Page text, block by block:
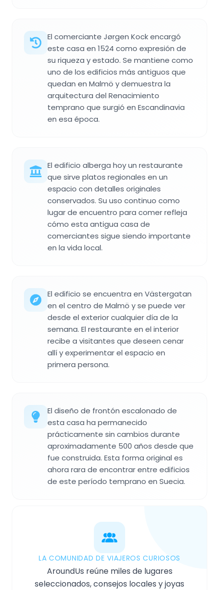
El comerciante Jørgen Kock encargó
este casa en 1524 como expresión de
su riqueza y estado. Se mantiene como
uno de los edificios más antiguos que
quedan en Malmö y demuestra la
arquitectura del Renacimiento
temprano que surgió en Escandinavia
en esa época.
El edificio alberga hoy un restaurante
que sirve platos regionales en un
espacio con detalles originales
conservados. Su uso continuo como
lugar de encuentro para comer refleja
cómo esta antigua casa de
comerciantes sigue siendo importante
en la vida local.
El edificio se encuentra en Västergatan
en el centro de Malmö y se puede ver
desde el exterior cualquier día de la
semana. El restaurante en el interior
recibe a visitantes que deseen cenar
allí y experimentar el espacio en
primera persona.
El diseño de frontón escalonado de
esta casa ha permanecido
prácticamente sin cambios durante
aproximadamente 500 años desde que
fue construida. Esta forma original es
ahora rara de encontrar entre edificios
de este período temprano en Suecia.
LA COMUNIDAD DE VIAJEROS CURIOSOS
AroundUs reúne miles de lugares
seleccionados, consejos locales y joyas